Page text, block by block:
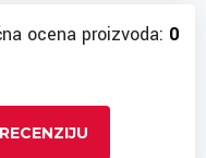
ocena proizvoda: 0